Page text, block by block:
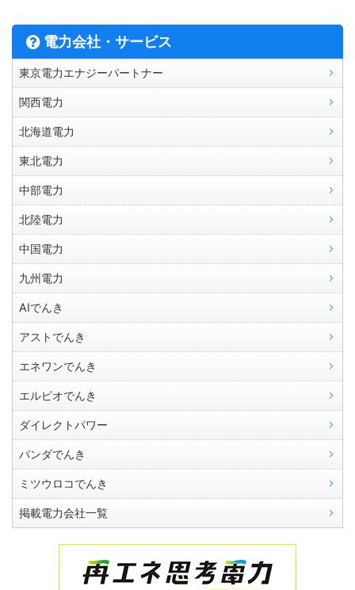
電力会社・サービス
東京電力エナジーパートナー
関西電力
北海道電力
東北電力
中部電力
北陸電力
中国電力
九州電力
AIでんき
アストでんき
エネワンでんき
エルピオでんき
ダイレクトパワー
パンダでんき
ミツウロコでんき
掲載電力会社一覧